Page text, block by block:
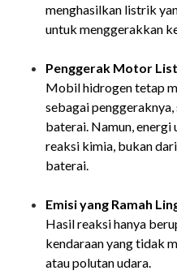
menghasilkan listrik
untuk menggerakkan
Penggerak Motor
Mobil hidrogen tetap
sebagai
baterai. Namun,
reaksi kimia, bukan
baterai.
Emisi yang Ramah
Hasil reaksi hanya
kendaraan yang tidak
atau polutan udara.